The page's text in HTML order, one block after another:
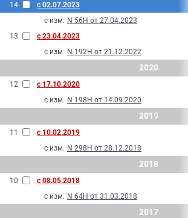
14
с 02.07.2023
с изм. N 56Н от 27.04.2023
13
с 23.04.2023
с изм. N 192Н от 21.12.2022
2020
12
с 17.10.2020
с изм. N 198Н от 14.09.2020
2019
11
с 10.02.2019
с изм. N 298Н от 28.12.2018
2018
10
с 08.05.2018
с изм. N 64Н от 31.03.2018
2017